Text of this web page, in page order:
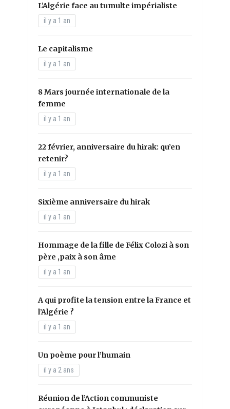
L’Algérie face au tumulte impérialiste
il y a 1 an
Le capitalisme
il y a 1 an
8 Mars journée internationale de la
femme
il y a 1 an
22 février, anniversaire du hirak: qu’en
retenir?
il y a 1 an
Sixième anniversaire du hirak
il y a 1 an
Hommage de la fille de Félix Colozi à son
père ,paix à son âme
il y a 1 an
A qui profite la tension entre la France et
l’Algérie ?
il y a 1 an
Un poème pour l’humain
il y a 2 ans
Réunion de l’Action communiste